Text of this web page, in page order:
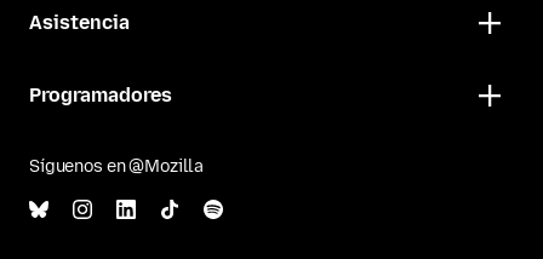
Asistencia
Programadores
Síguenos en @Mozilla